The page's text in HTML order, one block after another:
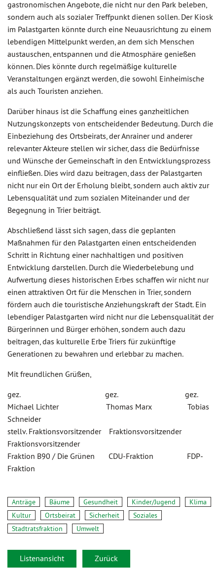
gastronomischen Angebote, die nicht nur den Park beleben,
sondern auch als sozialer Treffpunkt dienen sollen. Der Kiosk
im Palastgarten könnte durch eine Neuausrichtung zu einem
lebendigen Mittelpunkt werden, an dem sich Menschen
austauschen, entspannen und die Atmosphäre genießen
können. Dies könnte durch regelmäßige kulturelle
Veranstaltungen ergänzt werden, die sowohl Einheimische
als auch Touristen anziehen.
Darüber hinaus ist die Schaffung eines ganzheitlichen
Nutzungskonzepts von entscheidender Bedeutung. Durch die
Einbeziehung des Ortsbeirats, der Anrainer und anderer
relevanter Akteure stellen wir sicher, dass die Bedürfnisse
und Wünsche der Gemeinschaft in den Entwicklungsprozess
einfließen. Dies wird dazu beitragen, dass der Palastgarten
nicht nur ein Ort der Erholung bleibt, sondern auch aktiv zur
Lebensqualität und zum sozialen Miteinander und der
Begegnung in Trier beiträgt.
Abschließend lässt sich sagen, dass die geplanten
Maßnahmen für den Palastgarten einen entscheidenden
Schritt in Richtung einer nachhaltigen und positiven
Entwicklung darstellen. Durch die Wiederbelebung und
Aufwertung dieses historischen Erbes schaffen wir nicht nur
einen attraktiven Ort für die Menschen in Trier, sondern
fördern auch die touristische Anziehungskraft der Stadt. Ein
lebendiger Palastgarten wird nicht nur die Lebensqualität der
Bürgerinnen und Bürger erhöhen, sondern auch dazu
beitragen, das kulturelle Erbe Triers für zukünftige
Generationen zu bewahren und erlebbar zu machen.
Mit freundlichen Grüßen,
gez. gez. gez.
Michael Lichter Thomas Marx Tobias
Schneider
stellv. Fraktionsvorsitzender Fraktionsvorsitzender
Fraktionsvorsitzender
Fraktion B90 / Die Grünen CDU-Fraktion FDP-
Fraktion
Anträge Bäume Gesundheit Kinder/Jugend
Klima
Kultur
Ortsbeirat Sicherheit
Soziales
Stadtratsfraktion
Umwelt
Listenansicht Zurück